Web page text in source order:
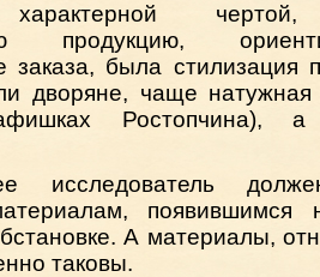
чертой,
продукцию,
заказа, была стилизация
дворяне, чаще
Ростопчина),
исследователь
А материалы,
таковы.